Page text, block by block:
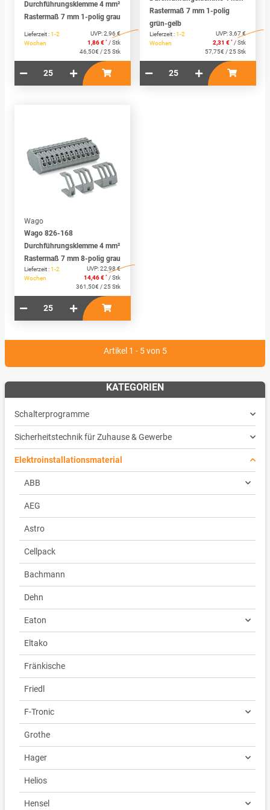
Durchführungsklemme 4 mm²
Rastermaß 7 mm 1-polig grau
Lieferzeit :1-2
Wochen
UVP:2,96 €
1,86 € * / Stk
46,50€ / 25 Stk
Rastermaß 7 mm 1-polig
grün-gelb
Lieferzeit :1-2
Wochen
UVP:3,67 €
2,31 € * / Stk
57,75€ / 25 Stk
Wago
Wago 826-168
Durchführungsklemme 4 mm²
Rastermaß 7 mm 8-polig grau
Lieferzeit :1-2
Wochen
UVP:22,98 €
14,46 € * / Stk
361,50€ / 25 Stk
Artikel 1 - 5 von 5
KATEGORIEN
Schalterprogramme
Sicherheitstechnik für Zuhause & Gewerbe
Elektroinstallationsmaterial
ABB
AEG
Astro
Cellpack
Bachmann
Dehn
Eaton
Eltako
Fränkische
Friedl
F-Tronic
Grothe
Hager
Helios
Hensel